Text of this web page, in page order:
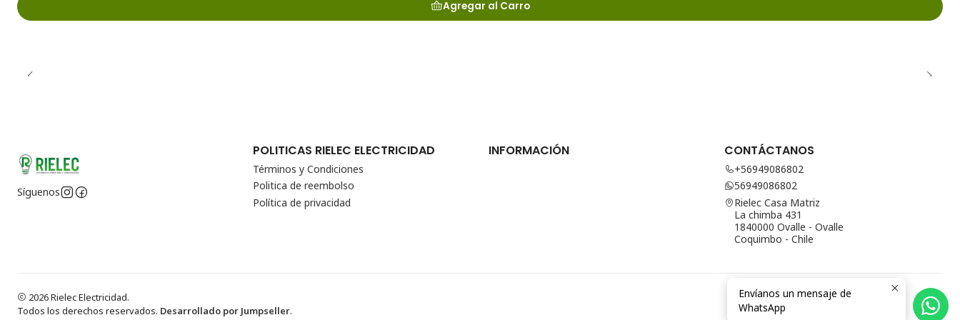
Agregar al Carro
Síguenos
POLITICAS RIELEC ELECTRICIDAD
Términos y Condiciones
Politica de reembolso
Política de privacidad
INFORMACIÓN CONTÁCTANOS
+56949086802
56949086802
Rielec Casa Matriz
La chimba 431
1840000 Ovalle - Ovalle
Coquimbo - Chile
2026 Rielec Electricidad.
Todos los derechos reservados. Desarrollado por Jumpseller.
Envíanos un mensaje de
WhatsApp